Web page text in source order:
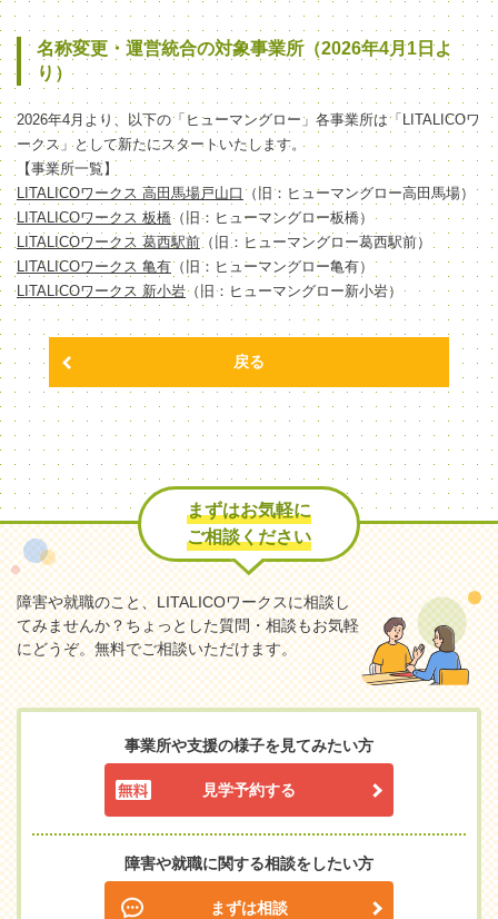
名称変更・運営統合の対象事業所（2026年4月1日よ
り）
2026年4月より、以下の「ヒューマングロー」各事業所は「LITALICOワ
ークス」として新たにスタートいたします。
【事業所一覧】
LITALICOワークス 高田馬場戸山口 （旧：ヒューマングロー高田馬場）
LITALICOワークス 板橋（旧：ヒューマングロー板橋）
LITALICOワークス 葛西駅前 （旧：ヒューマングロー葛西駅前）
LITALICOワークス 亀有（旧：ヒューマングロー亀有）
LITALICOワークス 新小岩（旧：ヒューマングロー新小岩）
戻る
まずはお気軽に
ご相談ください
障害や就職のこと、LITALICOワークスに相談し
てみませんか？ちょっとした質問・相談もお気軽
にどうぞ。無料でご相談いただけます。
事業所や支援の様子を見てみたい方
見学予約する
障害や就職に関する相談をしたい方
まずは相談